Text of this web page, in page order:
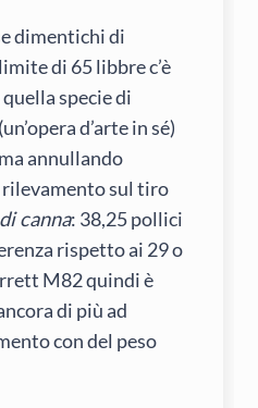
dimentichi di
di 65 libbre c’è
specie di
d’arte in sé)
annullando
sul tiro
canna: 38,25 pollici
rispetto ai 29 o
M82 quindi è
di più ad
con del peso